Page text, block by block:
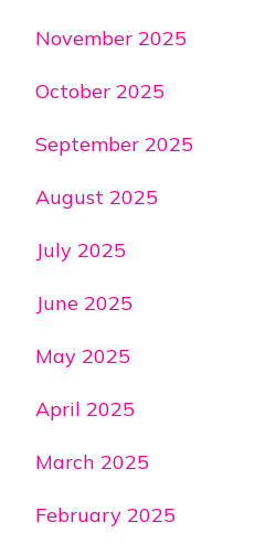
November 2025
October 2025
September 2025
August 2025
July 2025
June 2025
May 2025
April 2025
March 2025
February 2025